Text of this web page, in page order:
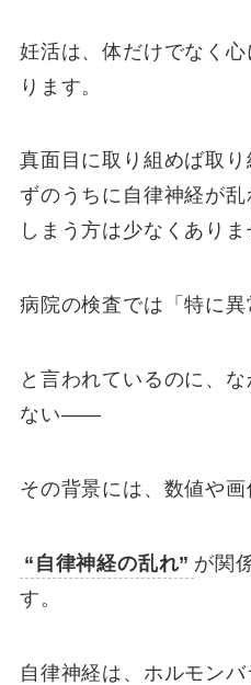
妊活は、体だけでなく
ります。
真面目に取り組めば取
ずのうちに自律神経が
しまう方は少なくありま
病院の検査では「特に異
と言われているのに、
ない——
その背景には、数値や
“自律神経の乱れ” が関
す。
自律神経は、ホルモン